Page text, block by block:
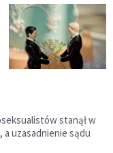
stanął w
a uzasadnienie sądu